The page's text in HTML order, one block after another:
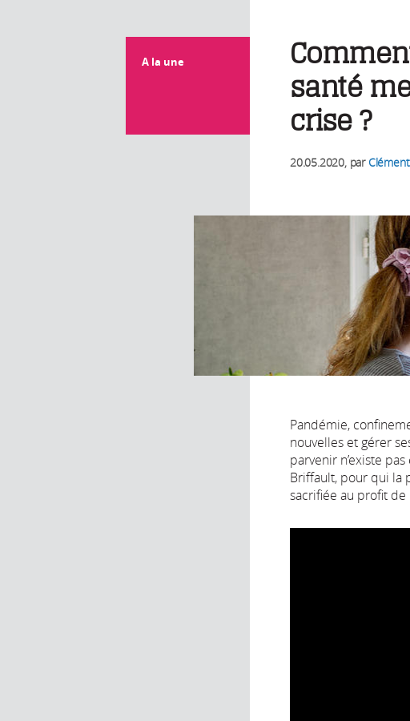
A la une
santé
crise ?
20.05.2020, par
Pandémie,
nouvelles et gérer
parvenir n’existe
Briffault, pour qui la
sacrifiée au profit